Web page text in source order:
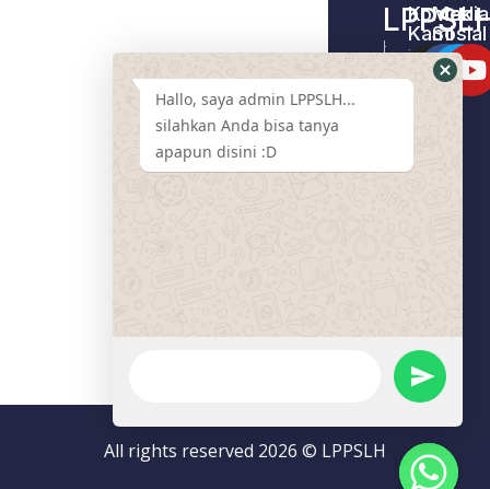
Home –
LPPSLH
Pendamping
Artikel
Kontak
Kami
Tentang
Kami
Media
Sosial
All rights reserved 2026 © LPPSLH
Hallo, saya admin LPPSLH...
silahkan Anda bisa tanya
apapun disini :D